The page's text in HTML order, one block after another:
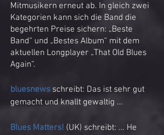
Mitmusikern erneut ab. In gleich zwei
Kategorien kann sich die Band die
begehrten Preise sichern: „Beste
Band“ und „Bestes Album“ mit dem
aktuellen Longplayer „That Old Blues
Again“.
bluesnews schreibt: Das ist sehr gut
gemacht und knallt gewaltig ...
Blues Matters! (UK) schreibt: ... He